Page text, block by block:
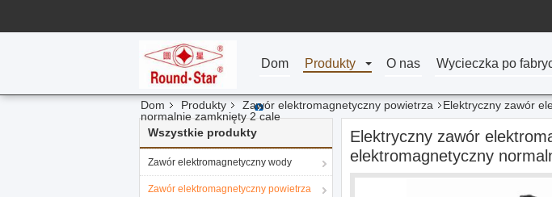
Dom Produkty O nas Wycieczka po
Dom Produkty Zawór elektromagnetyczny powietrza
Elektryczny zawór
normalnie zamknięty 2 cale
Wszystkie produkty
Zawór elektromagnetyczny wody
Zawór elektromagnetyczny powietrza
Elektryczny zawór
elektromagnetyczny